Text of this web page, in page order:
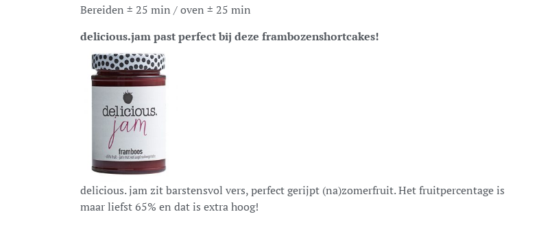
Bereiden ± 25 min / oven ± 25 min
delicious.jam past perfect bij deze frambozenshortcakes!
delicious. jam zit barstensvol vers, perfect gerijpt (na)zomerfruit. Het fruitpercentage is
maar liefst 65% en dat is extra hoog!